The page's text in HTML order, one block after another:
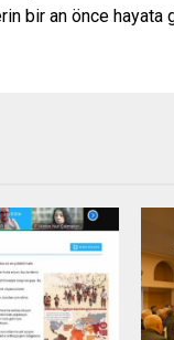
bir an önce hayata